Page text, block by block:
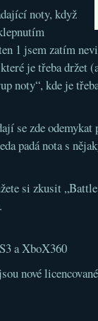
noty, když
1 jsem zatím
je třeba držet
noty“, kde je
se zde
padá nota s
si zkusit
a XboX360
nové